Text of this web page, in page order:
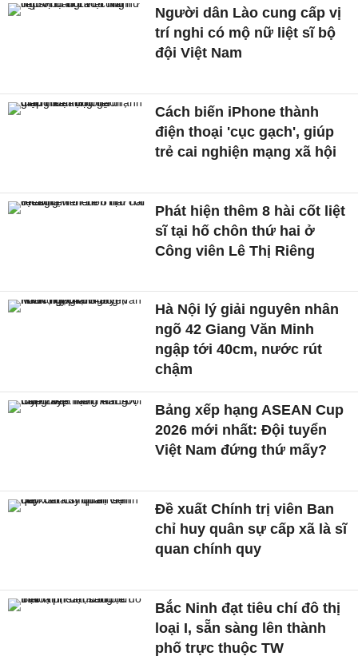
Người dân Lào cung cấp vị
trí nghi có mộ nữ liệt sĩ bộ
đội Việt Nam
Cách biến iPhone thành
điện thoại 'cục gạch', giúp
trẻ cai nghiện mạng xã hội
Phát hiện thêm 8 hài cốt liệt
sĩ tại hố chôn thứ hai ở
Công viên Lê Thị Riêng
Hà Nội lý giải nguyên nhân
ngõ 42 Giang Văn Minh
ngập tới 40cm, nước rút
chậm
Bảng xếp hạng ASEAN Cup
2026 mới nhất: Đội tuyển
Việt Nam đứng thứ mấy?
Đề xuất Chính trị viên Ban
chỉ huy quân sự cấp xã là sĩ
quan chính quy
Bắc Ninh đạt tiêu chí đô thị
loại I, sẵn sàng lên thành
phố trực thuộc TW